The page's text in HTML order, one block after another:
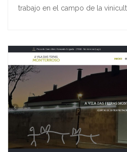
trabajo en el campo de la